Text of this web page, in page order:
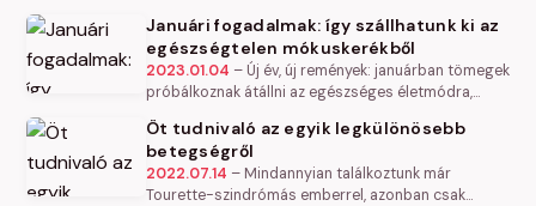
halálos áldozatról tudunk…
Januári fogadalmak: így szállhatunk ki az
egészségtelen mókuskerékből
2023.01.04 – Új év, új remények: januárban tömegek
próbálkoznak átállni az egészséges életmódra,
maradt home office rendkívüli…
Öt tudnivaló az egyik legkülönösebb
betegségről
2022.07.14 – Mindannyian találkoztunk már
Tourette-szindrómás emberrel, azonban csak